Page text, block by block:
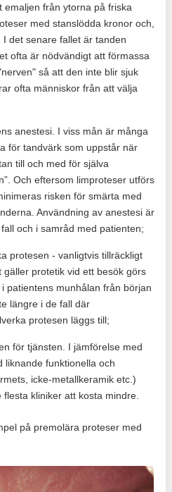
emaljen från ytorna på friska
med stanslödda kronor och,
det senare fallet är tanden
ofta är nödvändigt att förmassa
så att den inte blir sjuk
ofta människor från att välja
anestesi. I viss mån är många
för tandvärk som uppstår när
till och med för själva
Och eftersom limproteser utförs
risken för smärta med
Användning av anestesi är
och i samråd med patienten;
protesen - vanligtvis tillräckligt
protetik vid ett besök görs
patientens munhålan från början
längre i de fall där
protesen läggs till;
för tjänsten. I jämförelse med
liknande funktionella och
icke-metallkeramik etc.)
kliniker att kosta mindre.
på premolära proteser med